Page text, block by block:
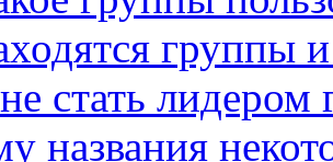
группы
стать лидером
названия